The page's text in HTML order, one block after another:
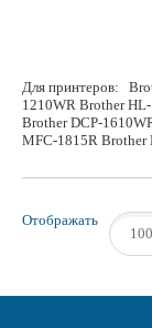
Для принтеров:
1210WR Brother
Brother DCP-
MFC-1815R Brother
Отображать